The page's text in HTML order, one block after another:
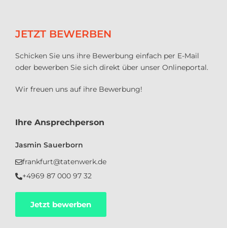
JETZT BEWERBEN
Schicken Sie uns ihre Bewerbung einfach per E-Mail
oder bewerben Sie sich direkt über unser Onlineportal.
Wir freuen uns auf ihre Bewerbung!
Ihre Ansprechperson
Jasmin Sauerborn
frankfurt@tatenwerk.de
+4969 87 000 97 32
Jetzt bewerben